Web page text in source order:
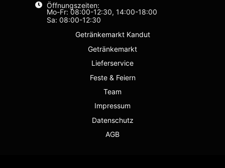
Öffnungszeiten:
Mo-Fr: 08:00-12:30, 14:00-18:00
Sa: 08:00-12:30
Getränkemarkt Kandut
Getränkemarkt
Lieferservice
Feste & Feiern
Team
Impressum
Datenschutz
AGB